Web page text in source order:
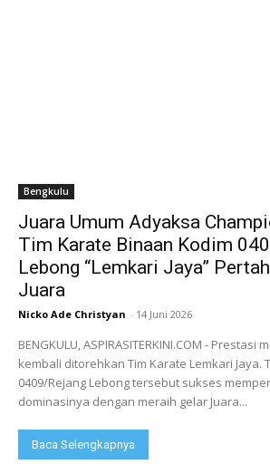
Bengkulu
Juara Umum Adyaksa
Tim Karate Binaan Kodim
Lebong “Lemkari Jaya”
Juara
Nicko Ade Christyan - 14 Juni 2026
BENGKULU, ASPIRASITERKINI.COM - Prestasi
kembali ditorehkan Tim Karate Lemkari Jaya.
0409/Rejang Lebong tersebut sukses
dominasinya dengan meraih gelar Juara...
Baca Selengkapnya